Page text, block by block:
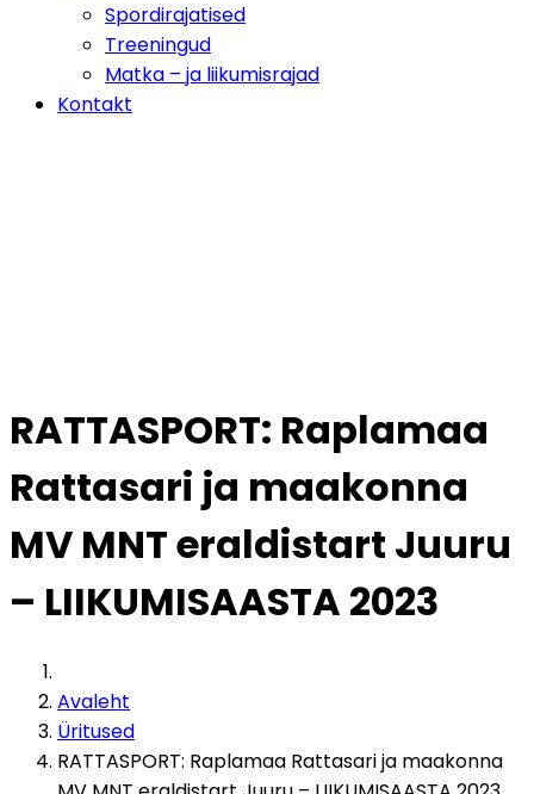
Spordirajatised
Treeningud
Matka – ja liikumisrajad
Kontakt
RATTASPORT: Raplamaa
Rattasari ja maakonna
MV MNT eraldistart Juuru
– LIIKUMISAASTA 2023
Avaleht
Üritused
RATTASPORT: Raplamaa Rattasari ja maakonna